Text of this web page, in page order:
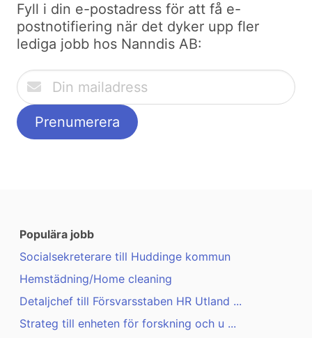
Fyll i din e-postadress för att få e-
postnotifiering när det dyker upp fler
lediga jobb hos Nanndis AB:
Populära jobb
Socialsekreterare till Huddinge kommun
Hemstädning/Home cleaning
Detaljchef till Försvarsstaben HR Utland ...
Strateg till enheten för forskning och u ...